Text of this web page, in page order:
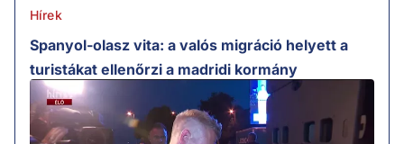
Hírek
Spanyol-olasz vita: a valós migráció helyett a
turistákat ellenőrzi a madridi kormány